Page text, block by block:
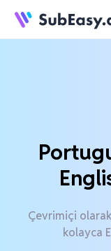
Çevrimiçi
kolayca